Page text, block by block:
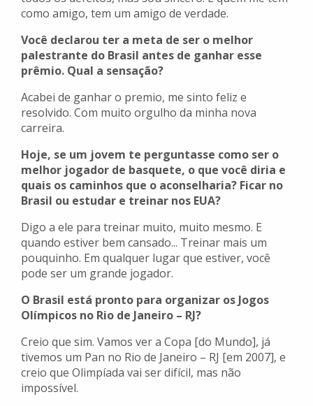
como amigo, tem um amigo de verdade.
Você declarou ter a meta de ser o melhor
palestrante do Brasil antes de ganhar esse
prêmio. Qual a sensação?
Acabei de ganhar o premio, me sinto feliz e
resolvido. Com muito orgulho da minha nova
carreira.
Hoje, se um jovem te perguntasse como ser o
melhor jogador de basquete, o que você diria e
quais os caminhos que o aconselharia? Ficar no
Brasil ou estudar e treinar nos EUA?
Digo a ele para treinar muito, muito mesmo. E
quando estiver bem cansado... Treinar mais um
pouquinho. Em qualquer lugar que estiver, você
pode ser um grande jogador.
O Brasil está pronto para organizar os Jogos
Olímpicos no Rio de Janeiro – RJ?
Creio que sim. Vamos ver a Copa [do Mundo], já
tivemos um Pan no Rio de Janeiro – RJ [em 2007], e
creio que Olimpíada vai ser difícil, mas não
impossível.